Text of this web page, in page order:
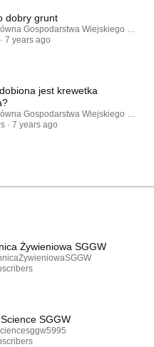
dobry grunt
Gospodarstwa Wiejskiego w
7 years ago
jest krewetka
Gospodarstwa Wiejskiego w
7 years ago
Żywieniowa SGGW
SGGW